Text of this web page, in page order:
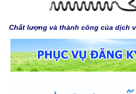
Chất lượng và thành công của dịch